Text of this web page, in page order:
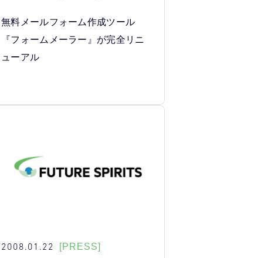
無料メールフォーム作成ツール
『フォームメーラー』が完全リニ
ューアル
2008.01.22 [PRESS]